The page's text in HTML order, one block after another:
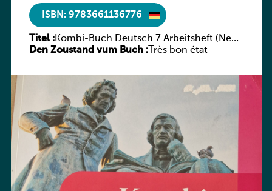
ISBN: 9783661136776
Titel :Kombi-Buch Deutsch 7 Arbeitsheft (Neue
Ausgabe Luxemburg)
Den Zoustand vum Buch :Très bon état